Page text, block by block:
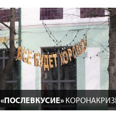
«ПОСЛЕВКУСИЕ»